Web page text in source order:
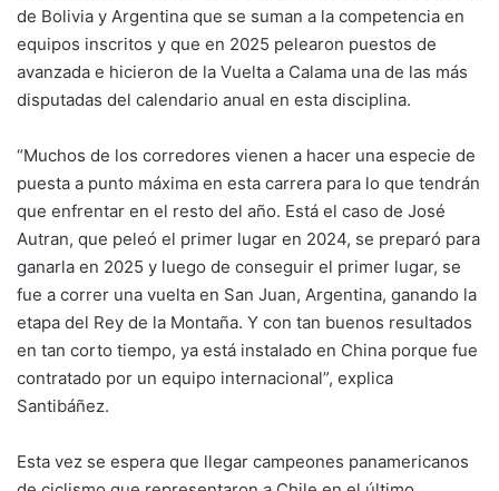
de Bolivia y Argentina que se suman a la competencia en
equipos inscritos y que en 2025 pelearon puestos de
avanzada e hicieron de la Vuelta a Calama una de las más
disputadas del calendario anual en esta disciplina.
“Muchos de los corredores vienen a hacer una especie de
puesta a punto máxima en esta carrera para lo que tendrán
que enfrentar en el resto del año. Está el caso de José
Autran, que peleó el primer lugar en 2024, se preparó para
ganarla en 2025 y luego de conseguir el primer lugar, se
fue a correr una vuelta en San Juan, Argentina, ganando la
etapa del Rey de la Montaña. Y con tan buenos resultados
en tan corto tiempo, ya está instalado en China porque fue
contratado por un equipo internacional”, explica
Santibáñez.
Esta vez se espera que llegar campeones panamericanos